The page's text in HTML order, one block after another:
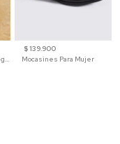
Mocasín de Antelina Elegante con Suela de Contraste Para Hombre
$ 139.900
Mocasines Para Mujer